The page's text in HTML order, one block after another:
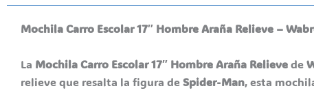
Mochila Carro Escolar 17″ Hombre Araña Relieve –
La Mochila Carro Escolar 17″ Hombre Araña Relievede
relieve que resalta la figura deSpider-Man, esta